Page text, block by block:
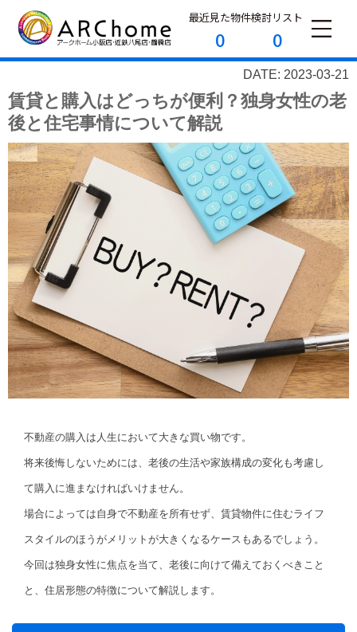
最近見た物件
0
検討リスト
0
DATE: 2023-03-21
賃貸と購入はどっちが便利？独身女性の老
後と住宅事情について解説
不動産の購入は人生において大きな買い物です。
将来後悔しないためには、老後の生活や家族構成の変化も考慮し
て購入に進まなければいけません。
場合によっては自身で不動産を所有せず、賃貸物件に住むライフ
スタイルのほうがメリットが大きくなるケースもあるでしょう。
今回は独身女性に焦点を当て、老後に向けて備えておくべきこと
と、住居形態の特徴について解説します。